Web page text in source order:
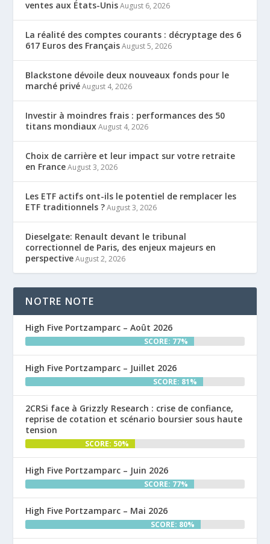
ventes aux États-Unis August 6, 2026
La réalité des comptes courants : décryptage des 6
617 Euros des Français August 5, 2026
Blackstone dévoile deux nouveaux fonds pour le
marché privé August 4, 2026
Investir à moindres frais : performances des 50
titans mondiaux August 4, 2026
Choix de carrière et leur impact sur votre retraite
en France August 3, 2026
Les ETF actifs ont-ils le potentiel de remplacer les
ETF traditionnels ? August 3, 2026
Dieselgate: Renault devant le tribunal
correctionnel de Paris, des enjeux majeurs en
perspective August 2, 2026
NOTRE NOTE
High Five Portzamparc – Août 2026
SCORE: 77%
High Five Portzamparc – Juillet 2026
SCORE: 81%
2CRSi face à Grizzly Research : crise de confiance,
reprise de cotation et scénario boursier sous haute
tension
SCORE: 50%
High Five Portzamparc – Juin 2026
SCORE: 77%
High Five Portzamparc – Mai 2026
SCORE: 80%